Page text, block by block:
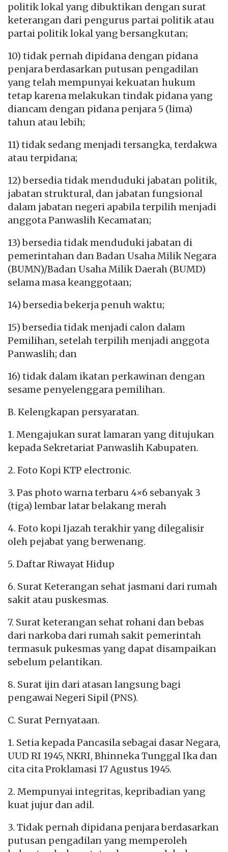
politik lokal yang dibuktikan dengan surat
keterangan dari pengurus partai politik atau
partai politik lokal yang bersangkutan;
10) tidak pernah dipidana dengan pidana
penjara berdasarkan putusan pengadilan
yang telah mempunyai kekuatan hukum
tetap karena melakukan tindak pidana yang
diancam dengan pidana penjara 5 (lima)
tahun atau lebih;
11) tidak sedang menjadi tersangka, terdakwa
atau terpidana;
12) bersedia tidak menduduki jabatan politik,
jabatan struktural, dan jabatan fungsional
dalam jabatan negeri apabila terpilih menjadi
anggota Panwaslih Kecamatan;
13) bersedia tidak menduduki jabatan di
pemerintahan dan Badan Usaha Milik Negara
(BUMN)/Badan Usaha Milik Daerah (BUMD)
selama masa keanggotaan;
14) bersedia bekerja penuh waktu;
15) bersedia tidak menjadi calon dalam
Pemilihan, setelah terpilih menjadi anggota
Panwaslih; dan
16) tidak dalam ikatan perkawinan dengan
sesame penyelenggara pemilihan.
B. Kelengkapan persyaratan.
1. Mengajukan surat lamaran yang ditujukan
kepada Sekretariat Panwaslih Kabupaten.
2. Foto Kopi KTP electronic.
3. Pas photo warna terbaru 4×6 sebanyak 3
(tiga) lembar latar belakang merah
4. Foto kopi Ijazah terakhir yang dilegalisir
oleh pejabat yang berwenang.
5. Daftar Riwayat Hidup
6. Surat Keterangan sehat jasmani dari rumah
sakit atau puskesmas.
7. Surat keterangan sehat rohani dan bebas
dari narkoba dari rumah sakit pemerintah
termasuk pukesmas yang dapat disampaikan
sebelum pelantikan.
8. Surat ijin dari atasan langsung bagi
pengawai Negeri Sipil (PNS).
C. Surat Pernyataan.
1. Setia kepada Pancasila sebagai dasar Negara,
UUD RI 1945, NKRI, Bhinneka Tunggal Ika dan
cita cita Proklamasi 17 Agustus 1945.
2. Mempunyai integritas, kepribadian yang
kuat jujur dan adil.
3. Tidak pernah dipidana penjara berdasarkan
putusan pengadilan yang memperoleh